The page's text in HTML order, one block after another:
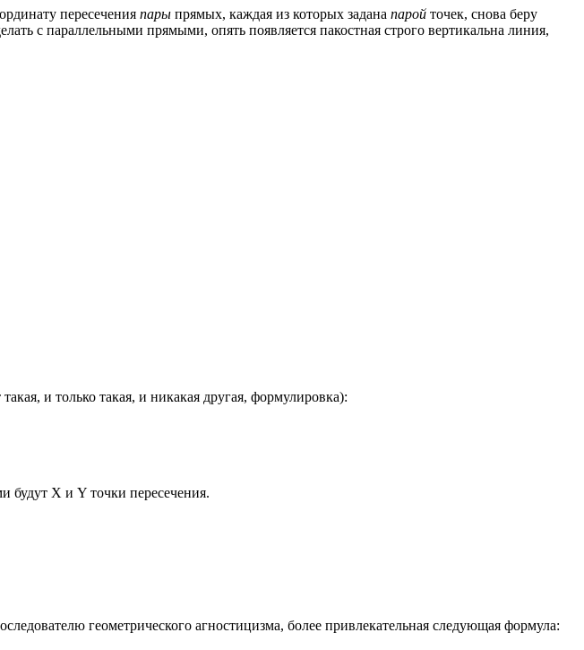
пересечения пары прямых, каждая из которых задана парой точек, снова беру
с параллельными прямыми, опять появляется пакостная строго вертикальна линия,
и только такая, и никакая другая, формулировка):
будут X и Y точки пересечения.
геометрического агностицизма, более привлекательная следующая формула: